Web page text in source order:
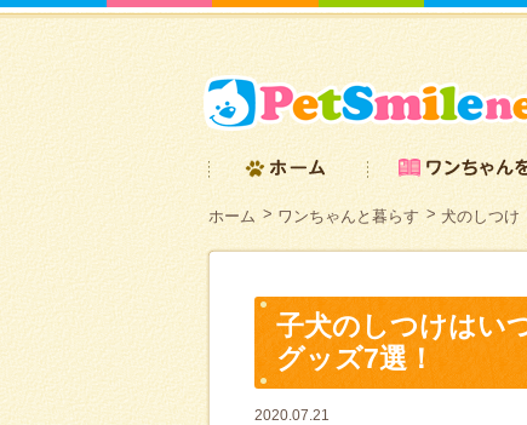
ホーム ワンちゃんと暮らす 犬のしつけ
子犬のしつけはい
グッズ7選！
2020.07.21